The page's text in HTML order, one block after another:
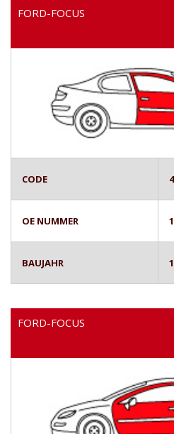
FORD-FOCUS
CODE
OE NUMMER
BAUJAHR
FORD-FOCUS